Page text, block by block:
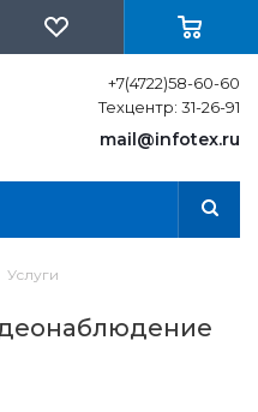
+7(4722)58-60-60
Техцентр: 31-26-91
mail@infotex.ru
Услуги